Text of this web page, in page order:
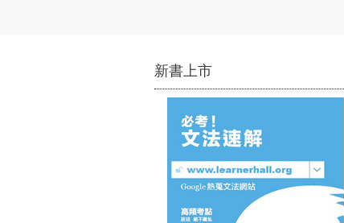
新書上市